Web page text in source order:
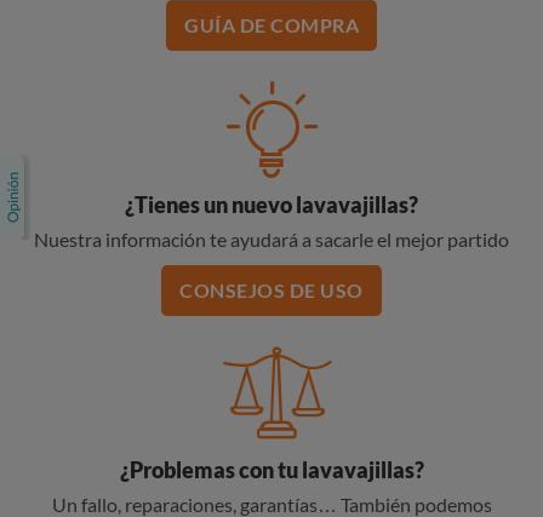
GUÍA DE COMPRA
¿Tienes un nuevo lavavajillas?
Nuestra información te ayudará a sacarle el mejor partido
CONSEJOS DE USO
¿Problemas con tu lavavajillas?
Un fallo, reparaciones, garantías… También podemos